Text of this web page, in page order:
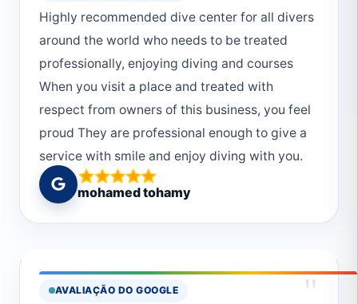
Highly recommended dive center for all divers
around the world who needs to be treated
professionally, enjoying diving and courses
When you visit a place and treated with
respect from owners of this business, you feel
proud They are professional enough to give a
service with smile and enjoy diving with you.
Good and decent comment in diving is very
important for all divers to improve their skills
and develop their performance, all what you
fluent in English and other languages
Equipments are shining from cleanliness and
mohamed tohamy
AVALIAÇÃO DO GOOGLE "